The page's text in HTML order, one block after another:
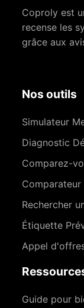
Coproly est
recense les
grâce aux
Nos outils
Simulateur
Diagnostic
Comparez-
Rechercher
Étiquette
Appel
Guide pour